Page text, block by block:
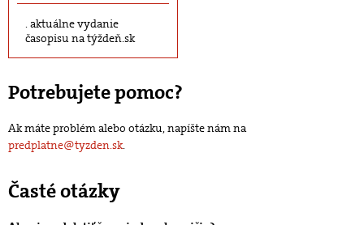
aktuálne vydanie
časopisu na týždeň.sk
Potrebujete pomoc?
Ak máte problém alebo otázku, napíšte nám na
predplatne@tyzden.sk.
Časté otázky